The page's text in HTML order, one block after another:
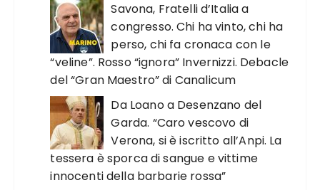
Savona, Fratelli d’Italia a
congresso. Chi ha vinto, chi ha
perso, chi fa cronaca con le
“veline”. Rosso “ignora” Invernizzi. Debacle
del “Gran Maestro” di Canalicum
Da Loano a Desenzano del
Garda. “Caro vescovo di
Verona, si è iscritto all’Anpi. La
tessera è sporca di sangue e vittime
innocenti della barbarie rossa”